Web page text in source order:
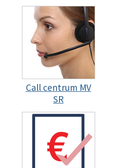
Call centrum MV
SR